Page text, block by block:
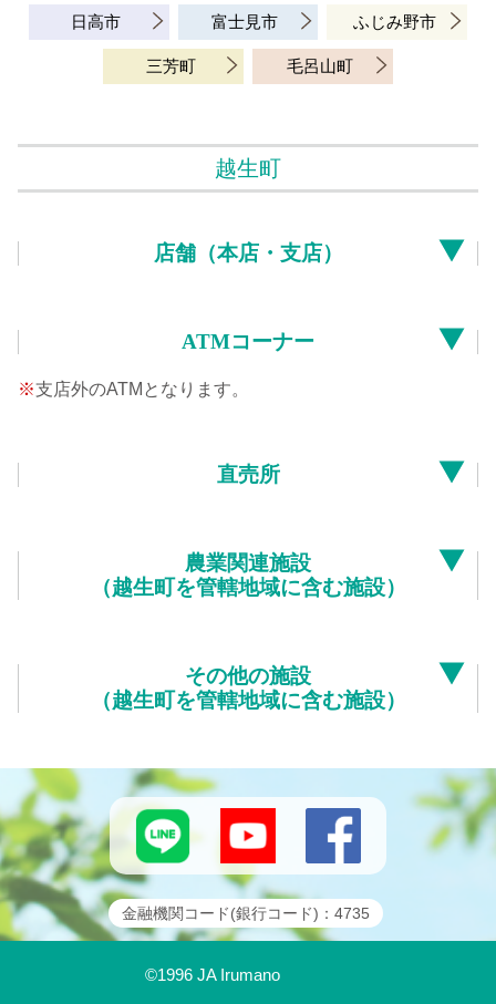
日高市 富士見市 ふじみ野市
三芳町 毛呂山町
越生町
店舗（本店・支店）
ATMコーナー
※支店外のATMとなります。
直売所
農業関連施設
（越生町を管轄地域に含む施設）
その他の施設
（越生町を管轄地域に含む施設）
金融機関コード(銀行コード)：4735
©1996 JA Irumano